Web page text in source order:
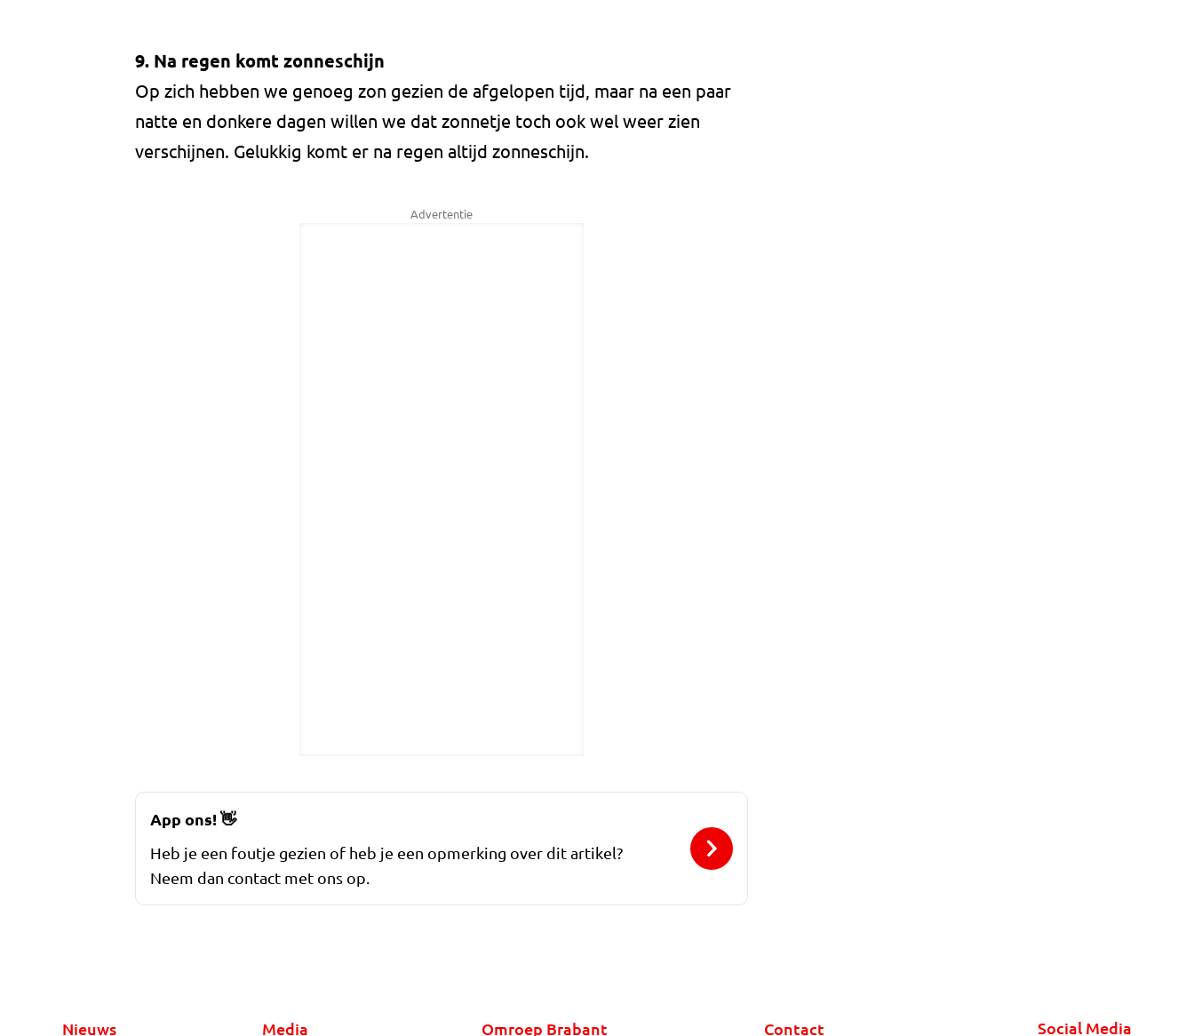
9. Na regen komt zonneschijn
Op zich hebben we genoeg zon gezien de afgelopen tijd, maar na een paar
natte en donkere dagen willen we dat zonnetje toch ook wel weer zien
verschijnen. Gelukkig komt er na regen altijd zonneschijn.
Advertentie
App ons!👋
Heb je een foutje gezien of heb je een opmerking over dit artikel?
Neem dan contact met ons op.
Nieuws Media Omroep Brabant Contact Social Media